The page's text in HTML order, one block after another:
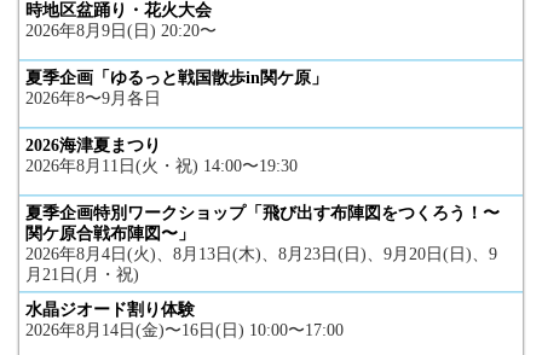
時地区盆踊り・花火大会
2026年8月9日(日) 20:20〜
夏季企画「ゆるっと戦国散歩in関ケ原」
2026年8〜9月各日
2026海津夏まつり
2026年8月11日(火・祝) 14:00〜19:30
夏季企画特別ワークショップ「飛び出す布陣図をつくろう！〜
関ケ原合戦布陣図〜」
2026年8月4日(火)、8月13日(木)、8月23日(日)、9月20日(日)、9
月21日(月・祝)
水晶ジオード割り体験
2026年8月14日(金)〜16日(日) 10:00〜17:00